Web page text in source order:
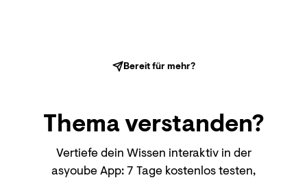
Bereit für mehr?
Themaverstanden?
Vertiefe dein Wissen interaktiv in der
asyoube App: 7 Tage kostenlos testen,